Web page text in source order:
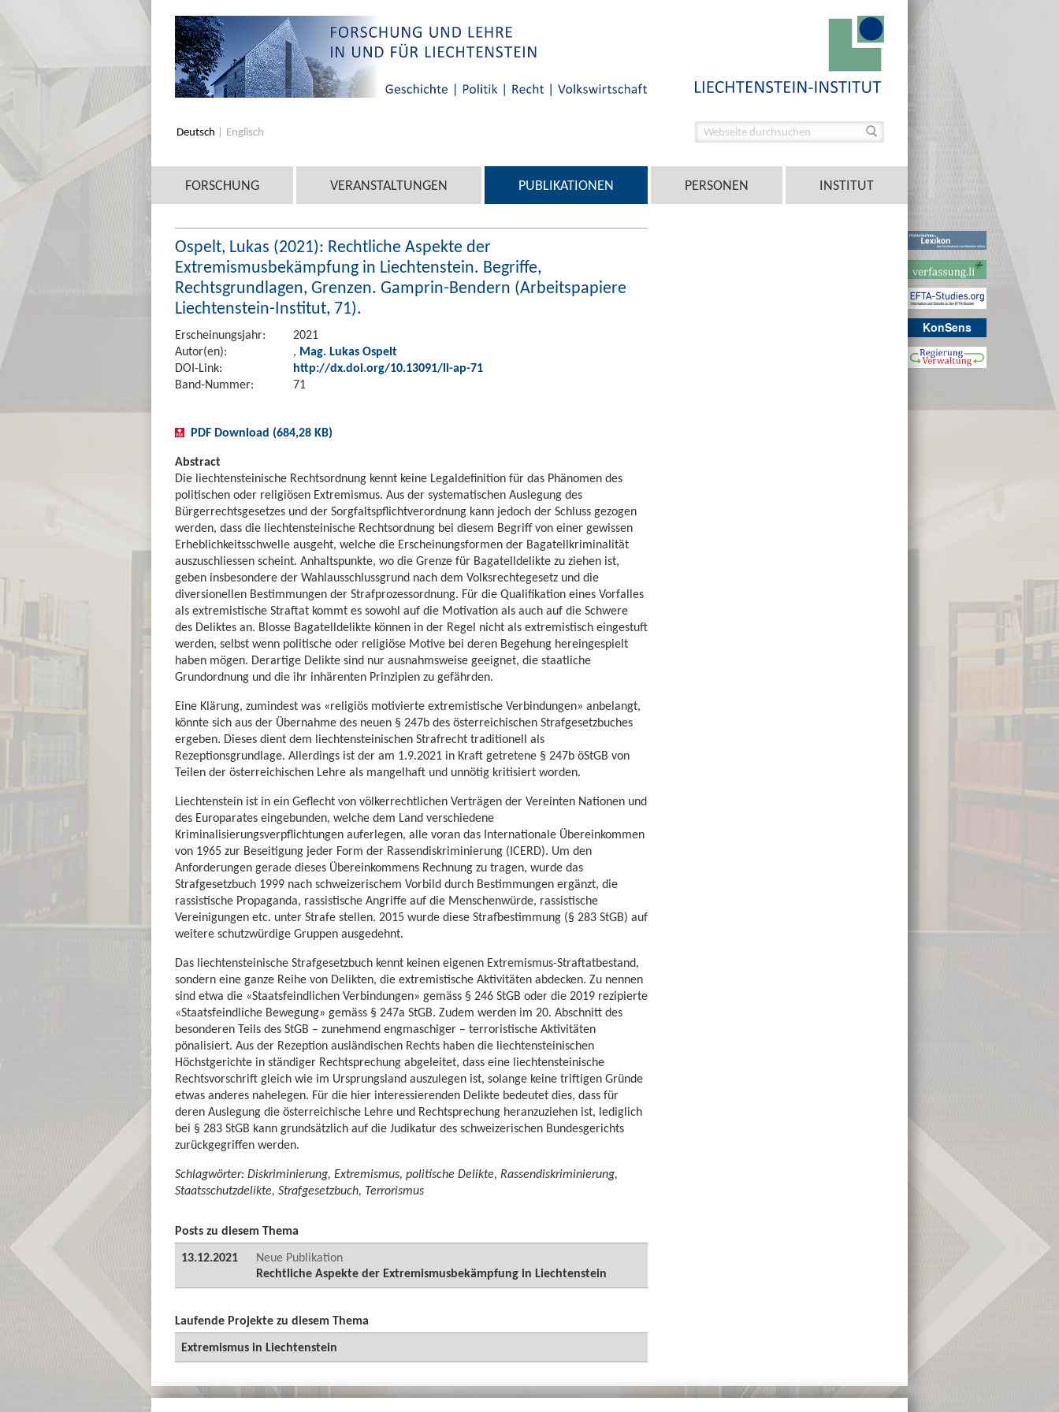
KonSens
Deutsch Englisch
FORSCHUNG VERANSTALTUNGEN PUBLIKATIONEN PERSONEN INSTITUT
Ospelt, Lukas (2021): Rechtliche Aspekte der
Extremismusbekämpfung in Liechtenstein. Begriffe,
Rechtsgrundlagen, Grenzen. Gamprin-Bendern (Arbeitspapiere
Liechtenstein-Institut, 71).
Erscheinungsjahr:
2021
Autor(en):
, Mag. Lukas Ospelt
DOI-Link:
http://dx.doi.org/10.13091/li-ap-71
Band-Nummer:
71
PDF Download (684,28 KB)
Abstract
Die liechtensteinische Rechtsordnung kennt keine Legaldefinition für das Phänomen des
politischen oder religiösen Extremismus. Aus der systematischen Auslegung des
Bürgerrechtsgesetzes und der Sorgfaltspflichtverordnung kann jedoch der Schluss gezogen
werden, dass die liechtensteinische Rechtsordnung bei diesem Begriff von einer gewissen
Erheblichkeitsschwelle ausgeht, welche die Erscheinungsformen der Bagatellkriminalität
auszuschliessen scheint. Anhaltspunkte, wo die Grenze für Bagatelldelikte zu ziehen ist,
geben insbesondere der Wahlausschlussgrund nach dem Volksrechtegesetz und die
diversionellen Bestimmungen der Strafprozessordnung. Für die Qualifikation eines Vorfalles
als extremistische Straftat kommt es sowohl auf die Motivation als auch auf die Schwere
des Deliktes an. Blosse Bagatelldelikte können in der Regel nicht als extremistisch eingestuft
werden, selbst wenn politische oder religiöse Motive bei deren Begehung hereingespielt
haben mögen. Derartige Delikte sind nur ausnahmsweise geeignet, die staatliche
Grundordnung und die ihr inhärenten Prinzipien zu gefährden.
Eine Klärung, zumindest was «religiös motivierte extremistische Verbindungen» anbelangt,
könnte sich aus der Übernahme des neuen § 247b des österreichischen Strafgesetzbuches
ergeben. Dieses dient dem liechtensteinischen Strafrecht traditionell als
Rezeptionsgrundlage. Allerdings ist der am 1.9.2021 in Kraft getretene § 247b öStGB von
Teilen der österreichischen Lehre als mangelhaft und unnötig kritisiert worden.
Liechtenstein ist in ein Geflecht von völkerrechtlichen Verträgen der Vereinten Nationen und
des Europarates eingebunden, welche dem Land verschiedene
Kriminalisierungsverpflichtungen auferlegen, alle voran das Internationale Übereinkommen
von 1965 zur Beseitigung jeder Form der Rassendiskriminierung (ICERD). Um den
Anforderungen gerade dieses Übereinkommens Rechnung zu tragen, wurde das
Strafgesetzbuch 1999 nach schweizerischem Vorbild durch Bestimmungen ergänzt, die
rassistische Propaganda, rassistische Angriffe auf die Menschenwürde, rassistische
Vereinigungen etc. unter Strafe stellen. 2015 wurde diese Strafbestimmung (§ 283 StGB) auf
weitere schutzwürdige Gruppen ausgedehnt.
Das liechtensteinische Strafgesetzbuch kennt keinen eigenen Extremismus-Straftatbestand,
sondern eine ganze Reihe von Delikten, die extremistische Aktivitäten abdecken. Zu nennen
sind etwa die «Staatsfeindlichen Verbindungen» gemäss § 246 StGB oder die 2019 rezipierte
«Staatsfeindliche Bewegung» gemäss § 247a StGB. Zudem werden im 20. Abschnitt des
besonderen Teils des StGB – zunehmend engmaschiger – terroristische Aktivitäten
pönalisiert. Aus der Rezeption ausländischen Rechts haben die liechtensteinischen
Höchstgerichte in ständiger Rechtsprechung abgeleitet, dass eine liechtensteinische
Rechtsvorschrift gleich wie im Ursprungsland auszulegen ist, solange keine triftigen Gründe
etwas anderes nahelegen. Für die hier interessierenden Delikte bedeutet dies, dass für
deren Auslegung die österreichische Lehre und Rechtsprechung heranzuziehen ist, lediglich
bei § 283 StGB kann grundsätzlich auf die Judikatur des schweizerischen Bundesgerichts
zurückgegriffen werden.
Schlagwörter: Diskriminierung, Extremismus, politische Delikte, Rassendiskriminierung,
Staatsschutzdelikte, Strafgesetzbuch, Terrorismus
Posts zu diesem Thema
13.12.2021
Neue Publikation
Rechtliche Aspekte der Extremismusbekämpfung in Liechtenstein
Laufende Projekte zu diesem Thema
Extremismus in Liechtenstein